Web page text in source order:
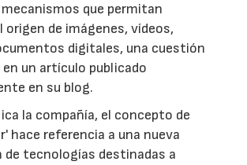
que permitan
de imágenes, vídeos,
digitales, una cuestión
en un artículo publicado
en su blog.
la compañía, el concepto de
hace referencia a una nueva
de tecnologías destinadas a